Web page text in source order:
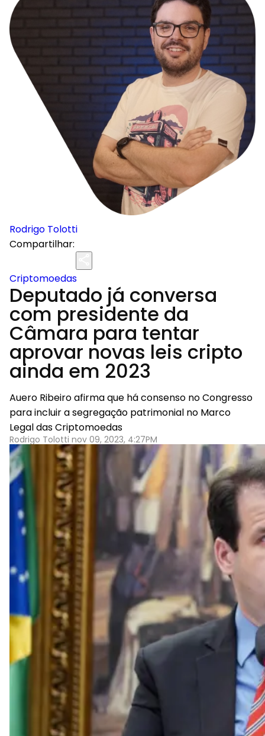
Rodrigo Tolotti
Compartilhar:
Criptomoedas
Deputado já conversa
com presidente da
Câmara para tentar
aprovar novas leis cripto
ainda em 2023
Auero Ribeiro afirma que há consenso no Congresso
para incluir a segregação patrimonial no Marco
Legal das Criptomoedas
Rodrigo Tolotti nov 09, 2023, 4:27PM